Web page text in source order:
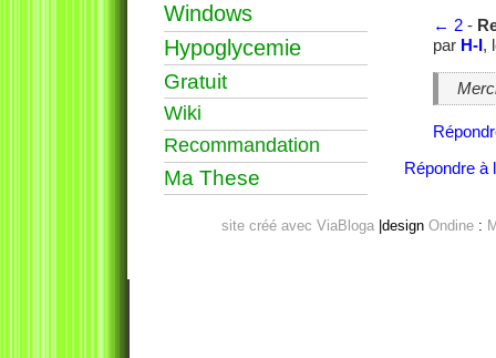
← 2-
par H-I,
Répondre à
Windows
Hypoglycemie
Gratuit
Wiki
Recommandation
Ma These
site créé avec ViaBloga|design Ondine: